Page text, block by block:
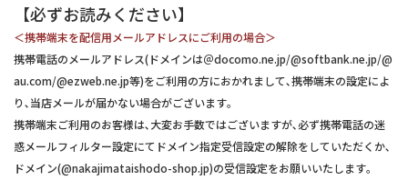
【必ずお読みください】
＜携帯端末を配信用メールアドレスにご利用の場合＞
携帯電話のメールアドレス(ドメインは＠docomo.ne.jp/@softbank.ne.jp/@
au.com/@ezweb.ne.jp等)をご利用の方におかれまして､携帯端末の設定によ
り､当店メールが届かない場合がございます｡
携帯端末ご利用のお客様は､大変お手数ではございますが､必ず携帯電話の迷
惑メールフィルター設定にてドメイン指定受信設定の解除をしていただくか､
ドメイン(@nakajimataishodo-shop.jp)の受信設定をお願いいたします｡